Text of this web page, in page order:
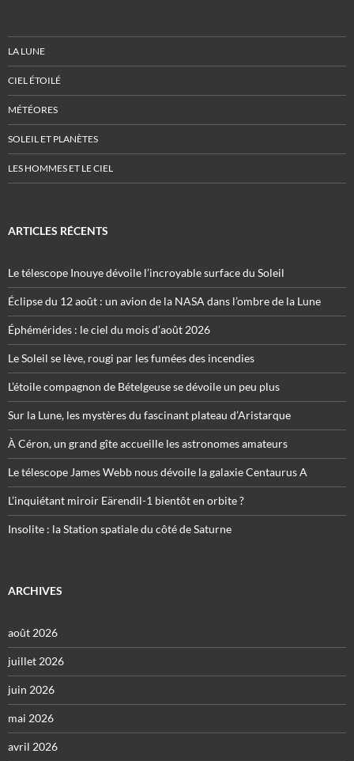
LA LUNE
CIEL ÉTOILÉ
MÉTÉORES
SOLEIL ET PLANÈTES
LES HOMMES ET LE CIEL
ARTICLES RÉCENTS
Le télescope Inouye dévoile l’incroyable surface du Soleil
Éclipse du 12 août : un avion de la NASA dans l’ombre de la Lune
Éphémérides : le ciel du mois d’août 2026
Le Soleil se lève, rougi par les fumées des incendies
L’étoile compagnon de Bételgeuse se dévoile un peu plus
Sur la Lune, les mystères du fascinant plateau d’Aristarque
À Céron, un grand gîte accueille les astronomes amateurs
Le télescope James Webb nous dévoile la galaxie Centaurus A
L’inquiétant miroir Eärendil-1 bientôt en orbite ?
Insolite : la Station spatiale du côté de Saturne
ARCHIVES
août 2026
juillet 2026
juin 2026
mai 2026
avril 2026